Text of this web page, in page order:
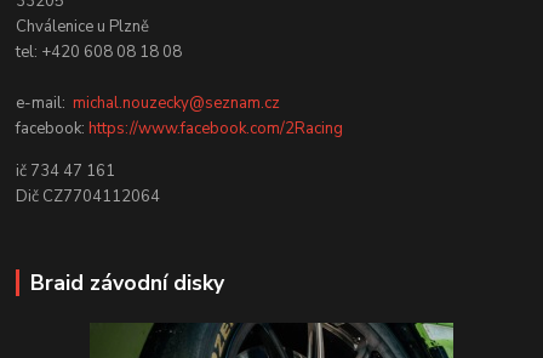
Chválenice u Plzně
tel: +420 608 08 18 08
e-mail:michal.nouzecky@seznam.cz
facebook:https://www.facebook.com/2Racing
ič 734 47 161
Dič CZ7704112064
Braid závodní disky